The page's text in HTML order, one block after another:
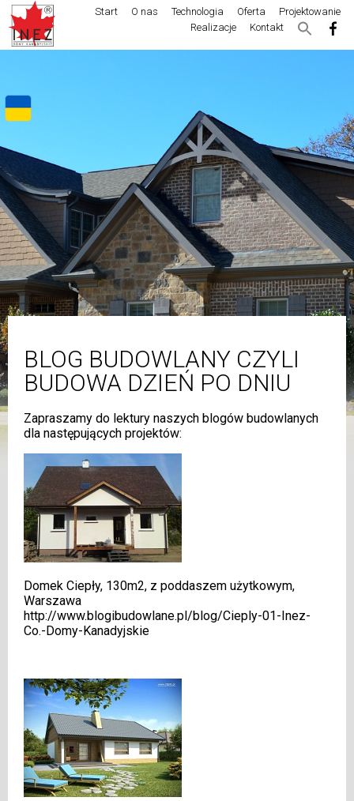
Start O nas Technologia Oferta
Projektowanie
Realizacje
Kontakt
BLOG BUDOWLANY CZYLI
BUDOWA DZIEŃ PO DNIU
Zapraszamy do lektury naszych blogów budowlanych
dla następujących projektów:
Domek Ciepły, 130m2, z poddaszem użytkowym,
Warszawa
http://www.blogibudowlane.pl/blog/Cieply-01-Inez-
Co.-Domy-Kanadyjskie